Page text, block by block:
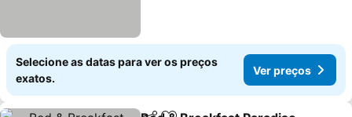
Selecione as datas para ver os preços
exatos.
Ver preços